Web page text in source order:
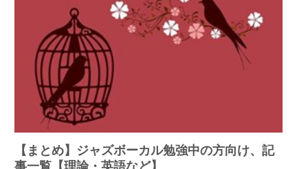
【まとめ】ジャズボーカル勉強中の方向け、記
事一覧【理論・英語など】